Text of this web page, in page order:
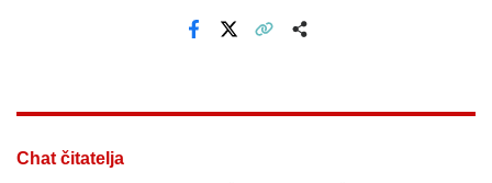
Chat čitatelja